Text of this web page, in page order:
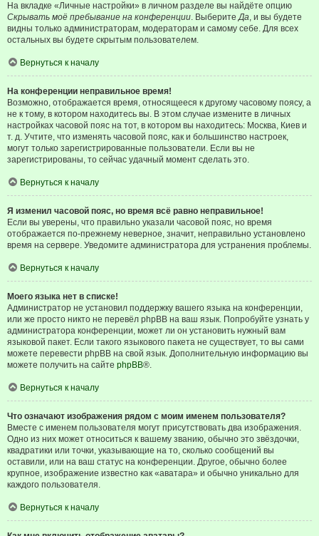
На вкладке «Личные настройки» в личном разделе вы найдёте опцию
Скрывать моё пребывание на конференции. ВыберитеДа, и вы будете
видны только администраторам, модераторам и самому себе. Для всех
остальных вы будете скрытым пользователем.
Вернуться к началу
На конференции неправильное время!
Возможно, отображается время, относящееся к другому часовому поясу, а
не к тому, в котором находитесь вы. В этом случае измените в личных
настройках часовой пояс на тот, в котором вы находитесь: Москва, Киев и
т. д. Учтите, что изменять часовой пояс, как и большинство настроек,
могут только зарегистрированные пользователи. Если вы не
зарегистрированы, то сейчас удачный момент сделать это.
Вернуться к началу
Я изменил часовой пояс, но время всё равно неправильное!
Если вы уверены, что правильно указали часовой пояс, но время
отображается по-прежнему неверное, значит, неправильно установлено
время на сервере. Уведомите администратора для устранения проблемы.
Вернуться к началу
Моего языка нет в списке!
Администратор не установил поддержку вашего языка на конференции,
или же просто никто не перевёл phpBB на ваш язык. Попробуйте узнать у
администратора конференции, может ли он установить нужный вам
языковой пакет. Если такого языкового пакета не существует, то вы сами
можете перевести phpBB на свой язык. Дополнительную информацию вы
можете получить на сайте phpBB®.
Вернуться к началу
Что означают изображения рядом с моим именем пользователя?
Вместе с именем пользователя могут присутствовать два изображения.
Одно из них может относиться к вашему званию, обычно это звёздочки,
квадратики или точки, указывающие на то, сколько сообщений вы
оставили, или на ваш статус на конференции. Другое, обычно более
крупное, изображение известно как «аватара» и обычно уникально для
каждого пользователя.
Вернуться к началу